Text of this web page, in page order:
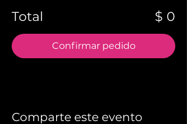
Total $ 0
Confirmar pedido
Comparte este evento